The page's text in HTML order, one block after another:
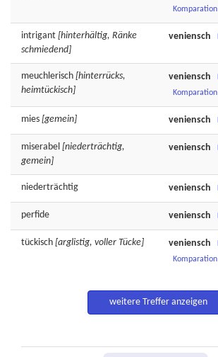
Komparation
intrigant [hinterhältig, Ränke
schmiedend]
veniensch
meuchlerisch [hinterrücks,
heimtückisch]
veniensch
Komparation
mies [gemein] veniensch
miserabel [niederträchtig,
gemein]
veniensch
niederträchtig veniensch
perfide veniensch
tückisch [arglistig, voller Tücke] veniensch
Komparation
weitere Treffer anzeigen